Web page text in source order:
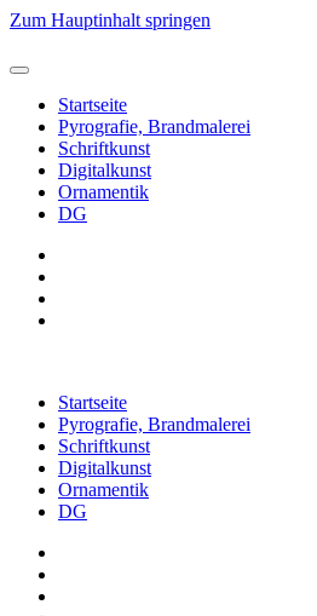
Zum Hauptinhalt springen
Startseite
Pyrografie, Brandmalerei
Schriftkunst
Digitalkunst
Ornamentik
DG
Startseite
Pyrografie, Brandmalerei
Schriftkunst
Digitalkunst
Ornamentik
DG